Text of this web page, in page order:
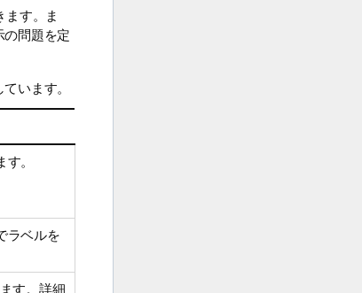
す。ま
問題を定
います。
。
ラベルを
す。詳細